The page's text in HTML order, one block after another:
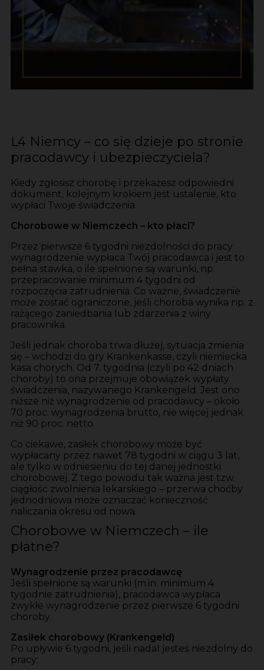
L4 Niemcy – co się dzieje po stronie
pracodawcy i ubezpieczyciela?
Kiedy zgłosisz chorobę i przekażesz odpowiedni
dokument, kolejnym krokiem jest ustalenie, kto
wypłaci Twoje świadczenia.
Chorobowe w Niemczech – kto płaci?
Przez pierwsze 6 tygodni niezdolności do pracy
wynagrodzenie wypłaca Twój pracodawca i jest to
pełna stawka, o ile spełnione są warunki, np.
przepracowanie minimum 4 tygodni od
rozpoczęcia zatrudnienia. Co ważne, świadczenie
może zostać ograniczone, jeśli choroba wynika np. z
rażącego zaniedbania lub zdarzenia z winy
pracownika.
Jeśli jednak choroba trwa dłużej, sytuacja zmienia
się – wchodzi do gry Krankenkasse, czyli niemiecka
kasa chorych. Od 7. tygodnia (czyli po 42 dniach
choroby) to ona przejmuje obowiązek wypłaty
świadczenia, nazywanego Krankengeld. Jest ono
niższe niż wynagrodzenie od pracodawcy – około
70 proc. wynagrodzenia brutto, nie więcej jednak
niż 90 proc. netto.
Co ciekawe, zasiłek chorobowy może być
wypłacany przez nawet 78 tygodni w ciągu 3 lat,
ale tylko w odniesieniu do tej danej jednostki
chorobowej. Z tego powodu tak ważna jest tzw.
ciągłość zwolnienia lekarskiego – przerwa choćby
jednodniowa może oznaczać konieczność
naliczania okresu od nowa.
Chorobowe w Niemczech – ile
płatne?
Wynagrodzenie przez pracodawcę
Jeśli spełnione są warunki (m.in. minimum 4
tygodnie zatrudnienia), pracodawca wypłaca
zwykłe wynagrodzenie przez pierwsze 6 tygodni
choroby.
Zasiłek chorobowy (Krankengeld)
Po upływie 6 tygodni, jeśli nadal jesteś niezdolny do
pracy: